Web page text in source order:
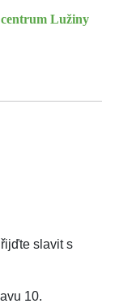
Lužiny
slavit s
10.